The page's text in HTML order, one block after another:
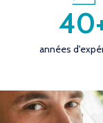
années
40